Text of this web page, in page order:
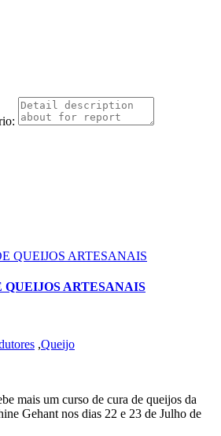
QUEIJOS ARTESANAIS
,Queijo
mais um curso de cura de queijos da
Gehant nos dias 22 e 23 de Julho de